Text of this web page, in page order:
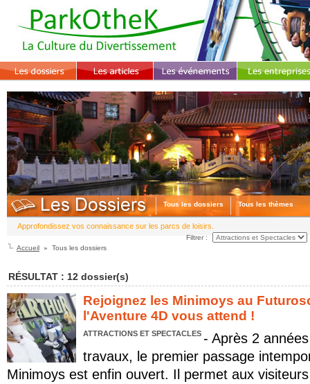
Tous les dossiers Tous les thèmes
Approfondissez vos connaissance sur les parcs de loisirs.
Accueil Tous les dossiers
Filtrer :
RÉSULTAT : 12 dossier(s)
Rejoignez les Minimoys au
l'Aventure 4D vous attend !
ATTRACTIONS ET SPECTACLES - Après 2
travaux, le premier passage
Minimoys est enfin ouvert. Il permet aux